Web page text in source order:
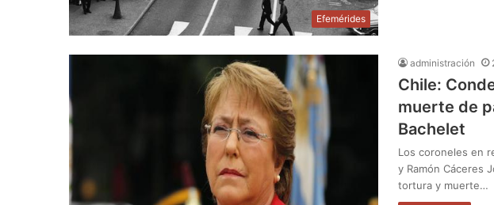
Efemérides
administración
Chile:
muerte de
Bachelet
Los coroneles en
y Ramón Cáceres
tortura y muerte…